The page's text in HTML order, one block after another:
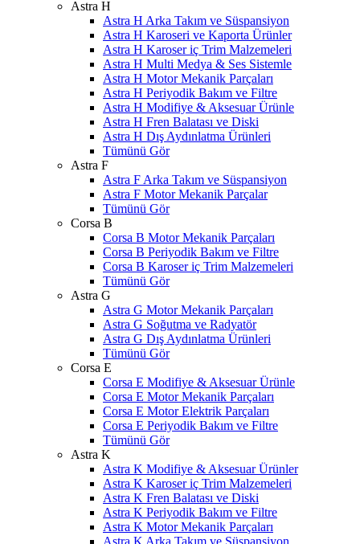
Astra H
Astra H Arka Takım ve Süspansiyon
Astra H Karoseri ve Kaporta Ürünler
Astra H Karoser iç Trim Malzemeleri
Astra H Multi Medya & Ses Sistemle
Astra H Motor Mekanik Parçaları
Astra H Periyodik Bakım ve Filtre
Astra H Modifiye & Aksesuar Ürünle
Astra H Fren Balatası ve Diski
Astra H Dış Aydınlatma Ürünleri
Tümünü Gör
Astra F
Astra F Arka Takım ve Süspansiyon
Astra F Motor Mekanik Parçalar
Tümünü Gör
Corsa B
Corsa B Motor Mekanik Parçaları
Corsa B Periyodik Bakım ve Filtre
Corsa B Karoser iç Trim Malzemeleri
Tümünü Gör
Astra G
Astra G Motor Mekanik Parçaları
Astra G Soğutma ve Radyatör
Astra G Dış Aydınlatma Ürünleri
Tümünü Gör
Corsa E
Corsa E Modifiye & Aksesuar Ürünle
Corsa E Motor Mekanik Parçaları
Corsa E Motor Elektrik Parçaları
Corsa E Periyodik Bakım ve Filtre
Tümünü Gör
Astra K
Astra K Modifiye & Aksesuar Ürünler
Astra K Karoser iç Trim Malzemeleri
Astra K Fren Balatası ve Diski
Astra K Periyodik Bakım ve Filtre
Astra K Motor Mekanik Parçaları
Astra K Arka Takım ve Süspansiyon